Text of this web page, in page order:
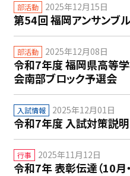
部活動 2025年12月15日
第54回 福岡アンサンブ
部活動 2025年12月08日
令和7年度 福岡県高等
会南部ブロック予選会
入試情報 2025年12月01日
令和7年度 入試対策説
行事 2025年11月12日
令和7年 表彰伝達（10月